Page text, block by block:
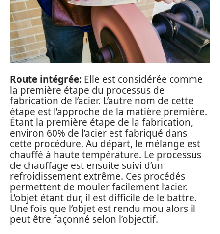
Route intégrée: Elle est considérée comme
la première étape du processus de
fabrication de l’acier. L’autre nom de cette
étape est l’approche de la matière première.
Étant la première étape de la fabrication,
environ 60% de l’acier est fabriqué dans
cette procédure. Au départ, le mélange est
chauffé à haute température. Le processus
de chauffage est ensuite suivi d’un
refroidissement extrême. Ces procédés
permettent de mouler facilement l’acier.
L’objet étant dur, il est difficile de le battre.
Une fois que l’objet est rendu mou alors il
peut être façonné selon l’objectif.